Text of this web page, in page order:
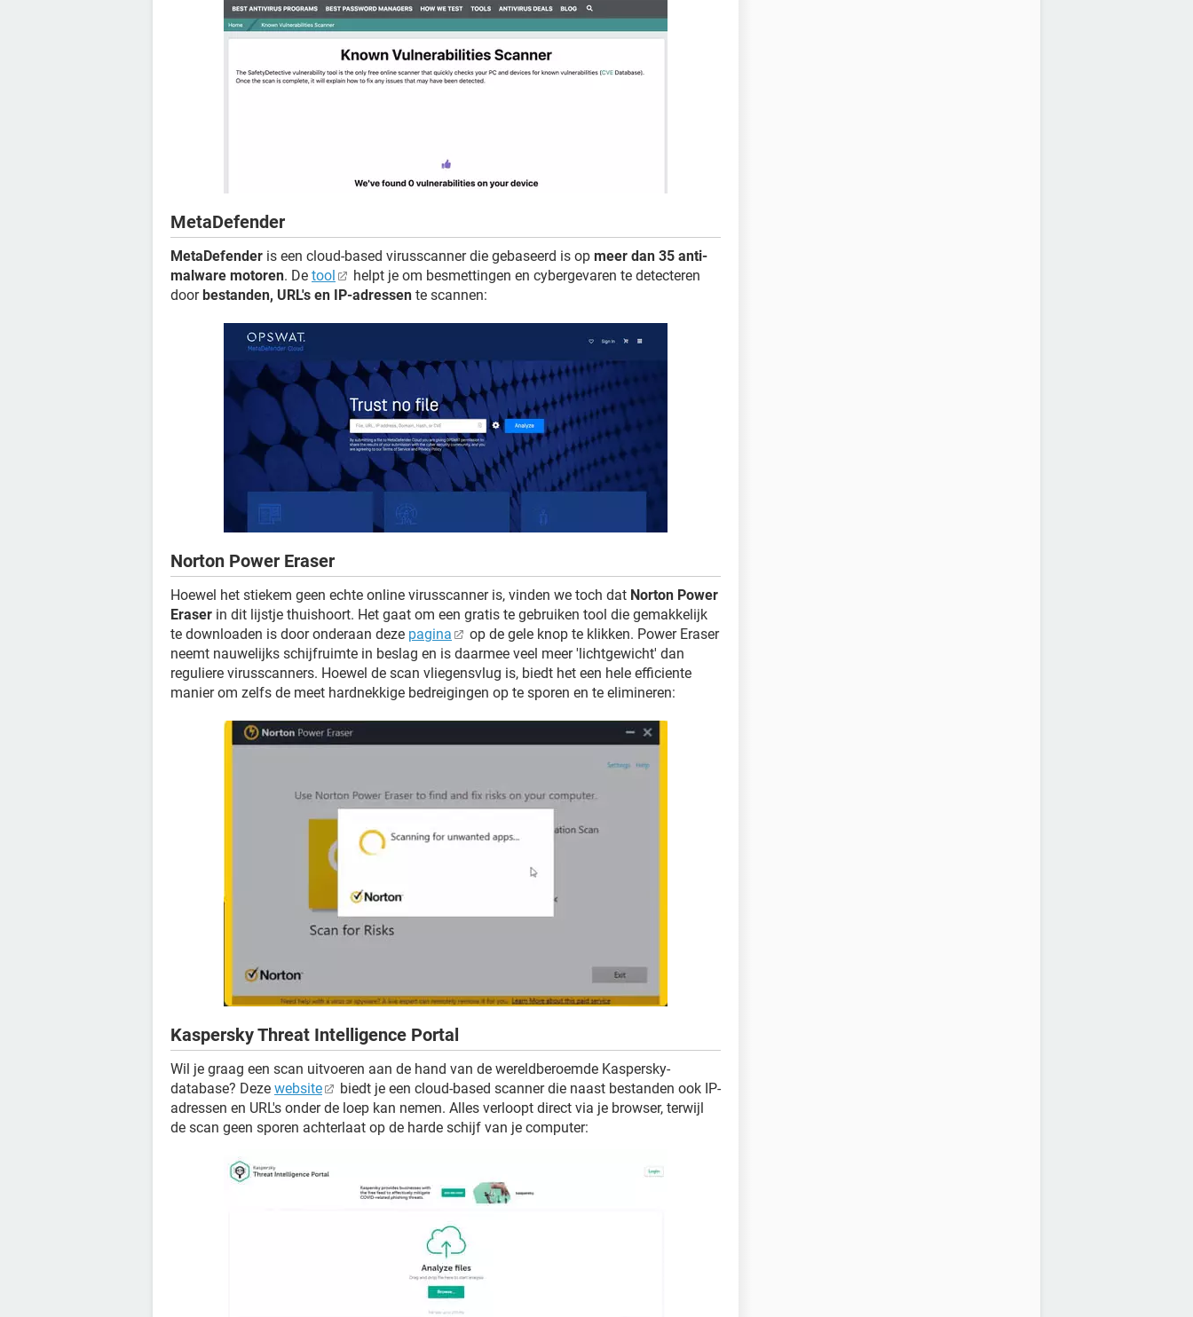
MetaDefender
MetaDefender is een cloud-based virusscanner die gebaseerd is op meer dan 35 anti-
malware motoren. De tool
helpt je om besmettingen en cybergevaren te detecteren
doorbestanden, URL's en IP-adressen te scannen:
Norton Power Eraser
Hoewel het stiekem geen echte online virusscanner is, vinden we toch dat Norton Power
Eraser in dit lijstje thuishoort. Het gaat om een gratis te gebruiken tool die gemakkelijk
te downloaden is door onderaan deze pagina
op de gele knop te klikken. Power Eraser
neemt nauwelijks schijfruimte in beslag en is daarmee veel meer 'lichtgewicht' dan
reguliere virusscanners. Hoewel de scan vliegensvlug is, biedt het een hele efficiente
manier om zelfs de meet hardnekkige bedreigingen op te sporen en te elimineren:
Kaspersky Threat Intelligence Portal
Wil je graag een scan uitvoeren aan de hand van de wereldberoemde Kaspersky-
database? Deze website
biedt je een cloud-based scanner die naast bestanden ook IP-
adressen en URL's onder de loep kan nemen. Alles verloopt direct via je browser, terwijl
de scan geen sporen achterlaat op de harde schijf van je computer: